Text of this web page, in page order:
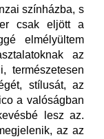
színházba, s
csak eljött a
elmélyültem
az
természetesen
stílusát, az
a valóságban
lesz az.
az az